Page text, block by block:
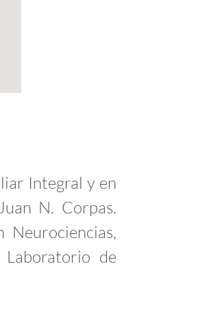
Integral y en
N. Corpas.
de